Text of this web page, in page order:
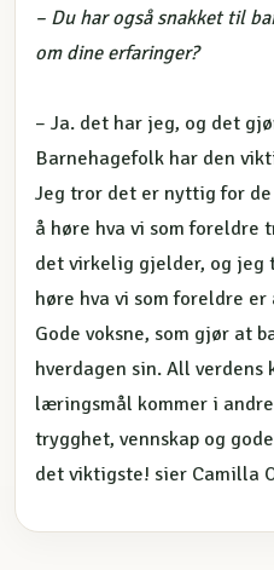
– Du har også snakket til
om dine erfaringer?
– Ja. det har jeg, og det
Barnehagefolk har den
Jeg tror det er nyttig for
å høre hva vi som foreldre
det virkelig gjelder, og
høre hva vi som foreldre
Gode voksne, som gjør at
hverdagen sin. All verdens
læringsmål kommer i
trygghet, vennskap og
det viktigste! sier Camilla